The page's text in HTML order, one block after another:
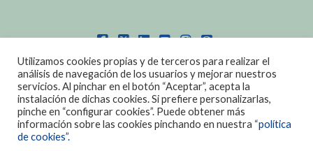
POLITICA DE COOKIES|AVISO LEGAL
DISEÑO: DIAN SISTEMAS
Utilizamos cookies propias y de terceros para realizar el
análisis de navegación de los usuarios y mejorar nuestros
servicios. Al pinchar en el botón “Aceptar”, acepta la
instalación de dichas cookies. Si prefiere personalizarlas,
pinche en “configurar cookies”. Puede obtener más
información sobre las cookies pinchando en nuestra “política
de cookies”.